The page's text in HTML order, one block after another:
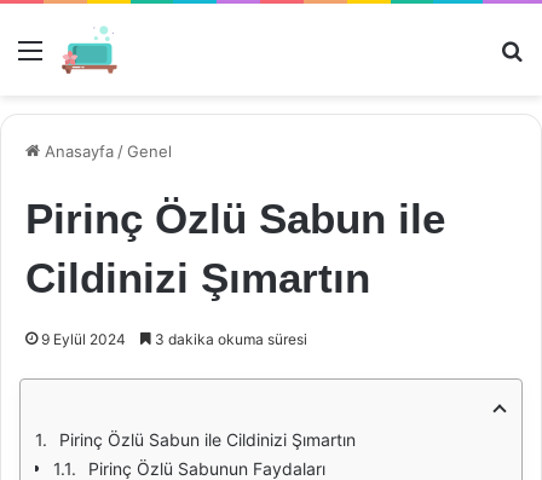
Menü
Anasayfa /Genel
Pirinç Özlü Sabun ile
Cildinizi Şımartın
9 Eylül 2024 3 dakika okuma süresi
Pirinç Özlü Sabun ile Cildinizi Şımartın
Pirinç Özlü Sabunun Faydaları